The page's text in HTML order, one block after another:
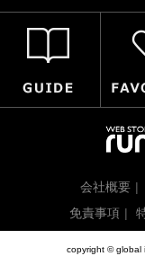
会社概要
免責事項
copyright © global